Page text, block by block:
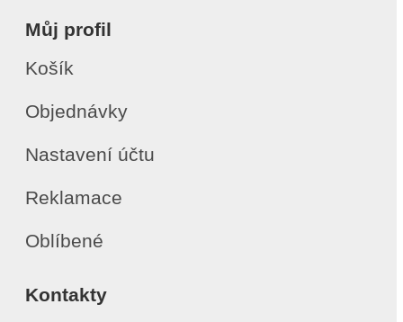
Můj profil
Košík
Objednávky
Nastavení účtu
Reklamace
Oblíbené
Kontakty